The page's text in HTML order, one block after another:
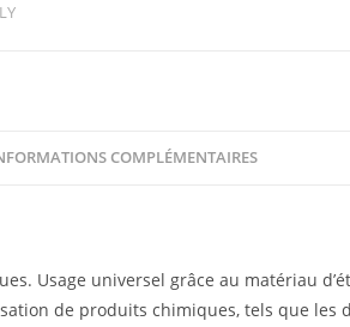
COMPLÉMENTAIRES
Usage universel grâce au matériau
de produits chimiques, tels que